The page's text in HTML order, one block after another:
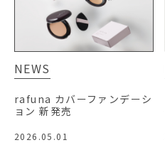
NEWS
rafuna カバーファンデーシ
ョン 新発売
2026.05.01